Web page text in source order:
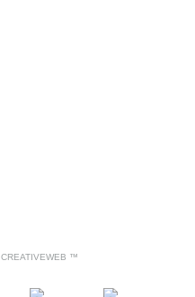
CREATIVEWEB ™